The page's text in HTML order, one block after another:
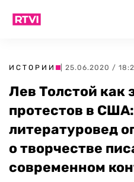
ИСТОРИИ | 25.06.2020 /
Лев Толстой как
протестов в
литературовед
о творчестве
современном